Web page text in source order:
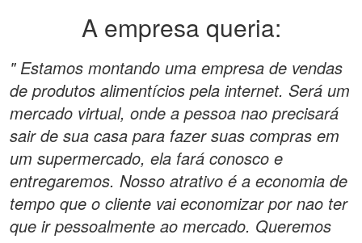
A empresa queria:
" Estamos montando uma empresa de vendas
de produtos alimentícios pela internet. Será um
mercado virtual, onde a pessoa nao precisará
sair de sua casa para fazer suas compras em
um supermercado, ela fará conosco e
entregaremos. Nosso atrativo é a economia de
tempo que o cliente vai economizar por nao ter
que ir pessoalmente ao mercado. Queremos